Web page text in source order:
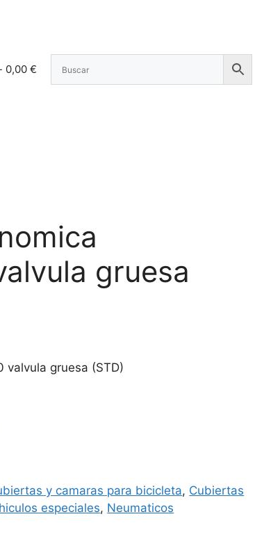
0,00 €
gruesa
valvula gruesa (STD)
y camaras para bicicleta, Cubiertas
especiales, Neumaticos